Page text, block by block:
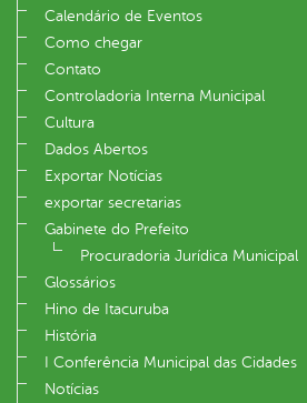
Calendário de Eventos
Como chegar
Contato
Controladoria Interna Municipal
Cultura
Dados Abertos
Exportar Notícias
exportar secretarias
Gabinete do Prefeito
Procuradoria Jurídica Municipal
Glossários
Hino de Itacuruba
História
I Conferência Municipal das Cidades
Notícias